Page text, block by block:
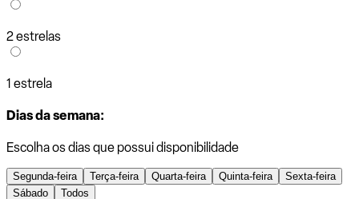
2 estrelas
1 estrela
Dias da semana:
Escolha os dias que possui disponibilidade
Segunda-feira Terça-feira Quarta-feira Quinta-feira
Sexta-feira
Sábado
Todos